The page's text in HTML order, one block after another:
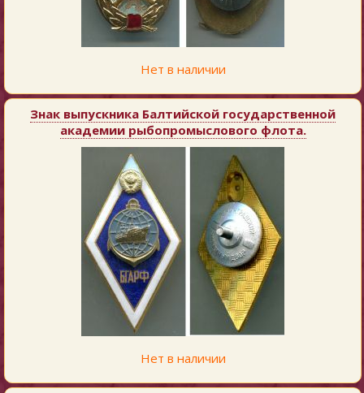
Нет в наличии
Знак выпускника Балтийской государственной
академии рыбопромыслового флота.
Нет в наличии